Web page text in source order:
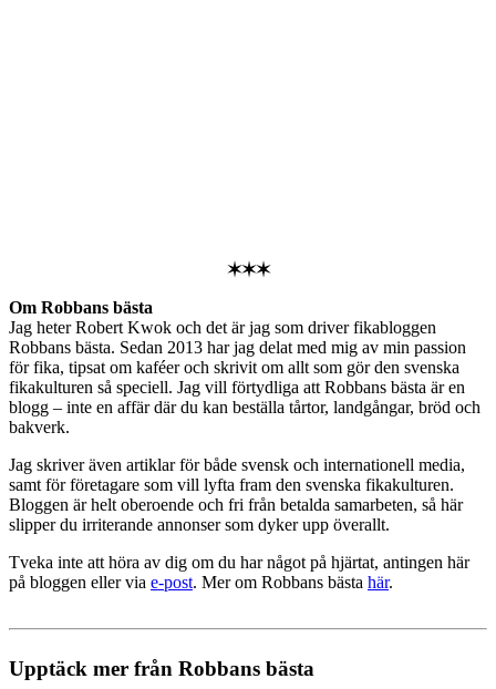
✶✶✶
Om Robbans bästa
Jag heter Robert Kwok och det är jag som driver fikabloggen
Robbans bästa. Sedan 2013 har jag delat med mig av min passion
för fika, tipsat om kaféer och skrivit om allt som gör den svenska
fikakulturen så speciell. Jag vill förtydliga att Robbans bästa är en
blogg – inte en affär där du kan beställa tårtor, landgångar, bröd och
bakverk.
Jag skriver även artiklar för både svensk och internationell media,
samt för företagare som vill lyfta fram den svenska fikakulturen.
Bloggen är helt oberoende och fri från betalda samarbeten, så här
slipper du irriterande annonser som dyker upp överallt.
Tveka inte att höra av dig om du har något på hjärtat, antingen här
på bloggen eller via e-post. Mer om Robbans bästa här.
Upptäck mer från Robbans bästa